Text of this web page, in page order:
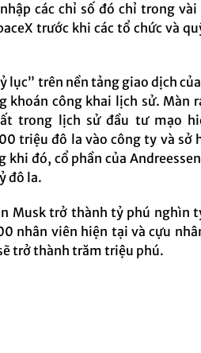
các chỉ số đó chỉ trong vài
trước khi các tổ chức và
lục” trên nền tảng giao dịch
khoán công khai lịch sử. Màn
trong lịch sử đầu tư mạo
triệu đô la vào công ty và sở
khi đó, cổ phần của
đô la.
Musk trở thành tỷ phú nghìn
nhân viên hiện tại và cựu
trở thành trăm triệu phú.